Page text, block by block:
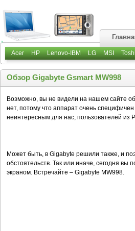
Acer HP Lenovo-IBM LG MSI
Обзор Gigabyte Gsmart MW998
Возможно, вы не видели на нашем сайте
нет, потому что аппарат очень
неинтересным для нас, пользователей из
Может быть, в Gigabyte решили также, и
обстоятельств. Так или иначе, сегодня вы
экраном. Встречайте – Gigabyte MW998.